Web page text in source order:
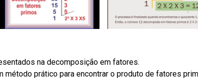
na decomposição em fatores.
prático para encontrar o produto de fatores